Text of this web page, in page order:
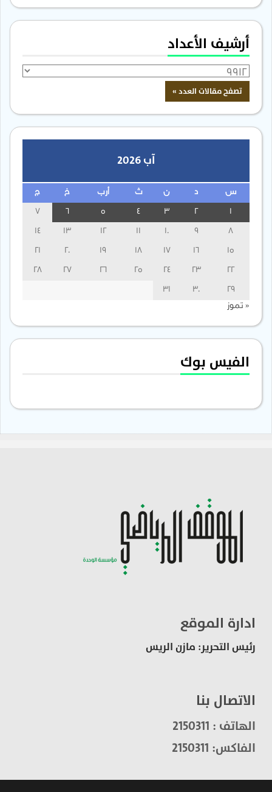
أرشيف الأعداد
آب 2026
س ن ث أرب خ ج
3
13
14
15
16
17
18
19
20
21
22
23
24
25
26
27
28
29
30
31
« تموز
الفيس بوك
ادارة الموقع
رئيس التحرير: مازن الريس
الاتصال بنا
الهاتف : 2150311
الفاكس: 2150311